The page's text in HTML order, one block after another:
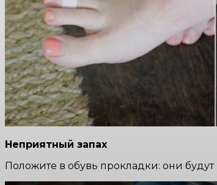
Неприятный запах
Положите в обувь прокладки: они будут